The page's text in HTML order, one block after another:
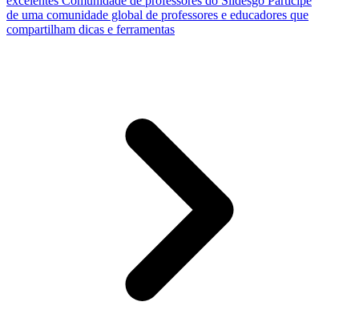
de uma comunidade global de professores e educadores que
compartilham dicas e ferramentas